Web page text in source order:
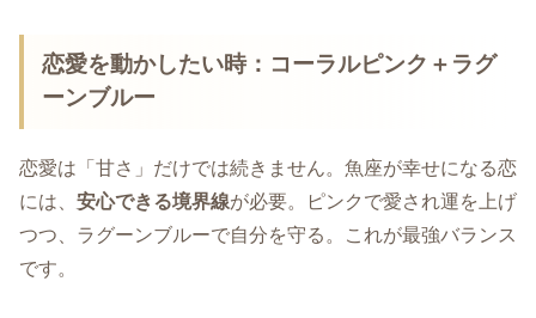
恋愛を動かしたい時：コーラルピンク＋ラグ
ーンブルー
恋愛は「甘さ」だけでは続きません。魚座が幸せになる恋
には、 安心できる境界線が必要。ピンクで愛され運を上げ
つつ、ラグーンブルーで自分を守る。これが最強バランス
です。